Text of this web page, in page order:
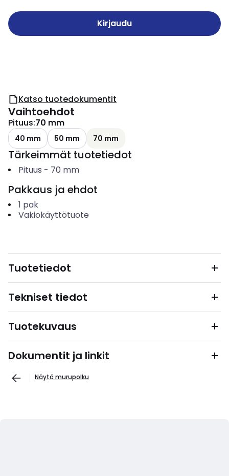
Kirjaudu
Katso tuotedokumentit
Vaihtoehdot
Pituus:70 mm
40 mm 50 mm 70 mm
Tärkeimmät tuotetiedot
Pituus - 70 mm
Pakkaus ja ehdot
1 pak
Vakiokäyttötuote
Tuotetiedot
Tekniset tiedot
Tuotekuvaus
Dokumentit ja linkit
Näytä murupolku